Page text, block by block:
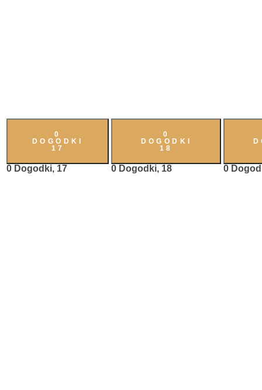
0
DOGODKI
17
0 Dogodki, 17
0
DOGODKI
18
0 Dogodki, 18 0